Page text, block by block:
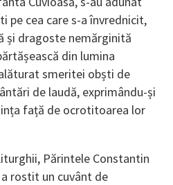
pe cea care s-a învrednicit,
și dragoste nemărginită
din lumina
smeritei obști de
de laudă, exprimându-și
față de ocrotitoarea lor
Părintele Constantin
rostit un cuvânt de